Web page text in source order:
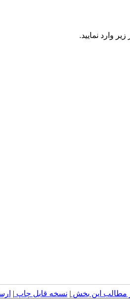
وارد نمایید.
مطالب این بخش | نسخه قابل چاپ |